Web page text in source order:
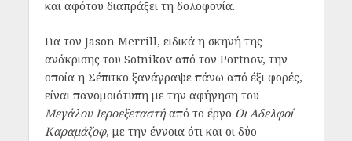
και αφότου διαπράξει τη δολοφονία.
Για τον Jason Merrill, ειδικά η σκηνή της
ανάκρισης του Sotnikov από τον Portnov, την
οποία η Σέπιτκο ξανάγραψε πάνω από έξι φορές,
είναι πανομοιότυπη με την αφήγηση του
Μεγάλου Ιεροεξεταστήαπό το έργο Οι Αδελφοί
Καραμάζοφ, με την έννοια ότι και οι δύο